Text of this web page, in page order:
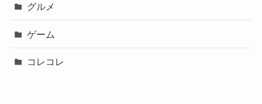
グルメ
ゲーム
コレコレ